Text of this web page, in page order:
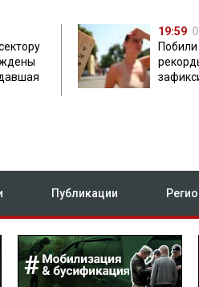
19:59
Публикации